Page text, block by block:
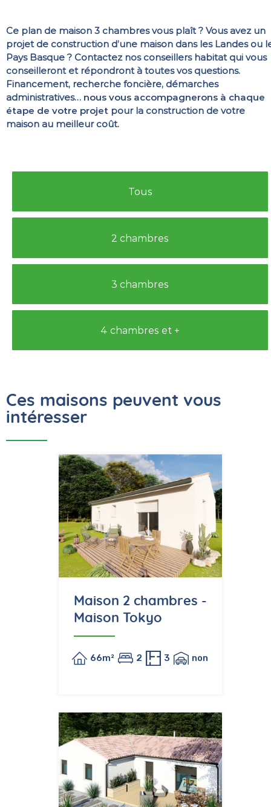
Ce plan de maison 3 chambres vous plaît ? Vous avez un
projet de construction d’une maison dans les Landes ou
Pays Basque ? Contactez nos conseillers habitat qui vous
conseilleront et répondront à toutes vos questions.
Financement, recherche foncière, démarches
administratives… nous vous accompagnerons à chaque
étape de votre projet pour la construction de votre
maison au meilleur coût.
Tous
2 chambres
3 chambres
4 chambres et +
Ces maisons peuvent vous
intéresser
Maison 2 chambres -
Maison Tokyo
66m² 2 3 non